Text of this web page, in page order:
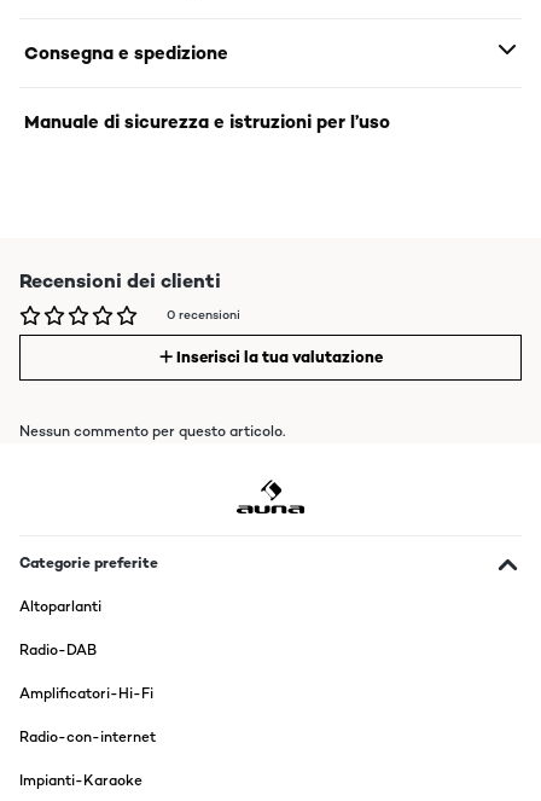
Consegna e spedizione
Manuale di sicurezza e istruzioni per l’uso
Recensioni dei clienti
0 recensioni
Inserisci la tua valutazione
Nessun commento per questo articolo.
Categorie preferite
Altoparlanti
Radio-DAB
Amplificatori-Hi-Fi
Radio-con-internet
Impianti-Karaoke